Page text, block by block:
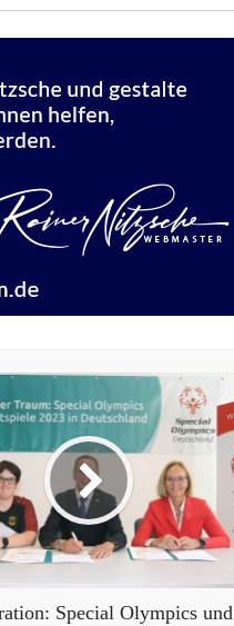
Special Olympics und